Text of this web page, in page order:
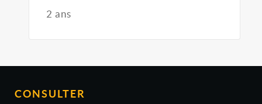
2 ans
CONSULTER